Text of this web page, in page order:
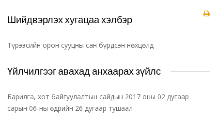
Шийдвэрлэх хугацаа хэлбэр
Түрээсийн орон сууцны сан бүрдсэн нөхцөлд
Үйлчилгээг авахад анхаарах зүйлс
Барилга, хот байгуулалтын сайдын 2017 оны 02 дугаар
сарын 06-ны өдрийн 26 дугаар тушаал